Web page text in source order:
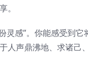
。
灵感”。你能感受到
人声鼎沸地、求诸己